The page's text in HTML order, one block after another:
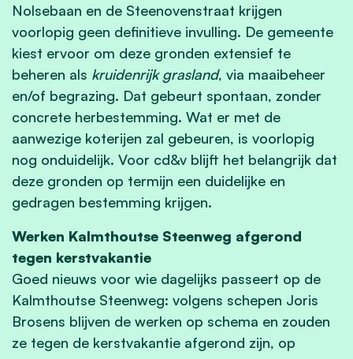
Nolsebaan en de Steenovenstraat krijgen
voorlopig geen definitieve invulling. De gemeente
kiest ervoor om deze gronden extensief te
beheren als kruidenrijk grasland, via maaibeheer
en/of begrazing. Dat gebeurt spontaan, zonder
concrete herbestemming. Wat er met de
aanwezige koterijen zal gebeuren, is voorlopig
nog onduidelijk. Voor cd&v blijft het belangrijk dat
deze gronden op termijn een duidelijke en
gedragen bestemming krijgen.
Werken Kalmthoutse Steenweg afgerond
tegen kerstvakantie
Goed nieuws voor wie dagelijks passeert op de
Kalmthoutse Steenweg: volgens schepen Joris
Brosens blijven de werken op schema en zouden
ze tegen de kerstvakantie afgerond zijn, op